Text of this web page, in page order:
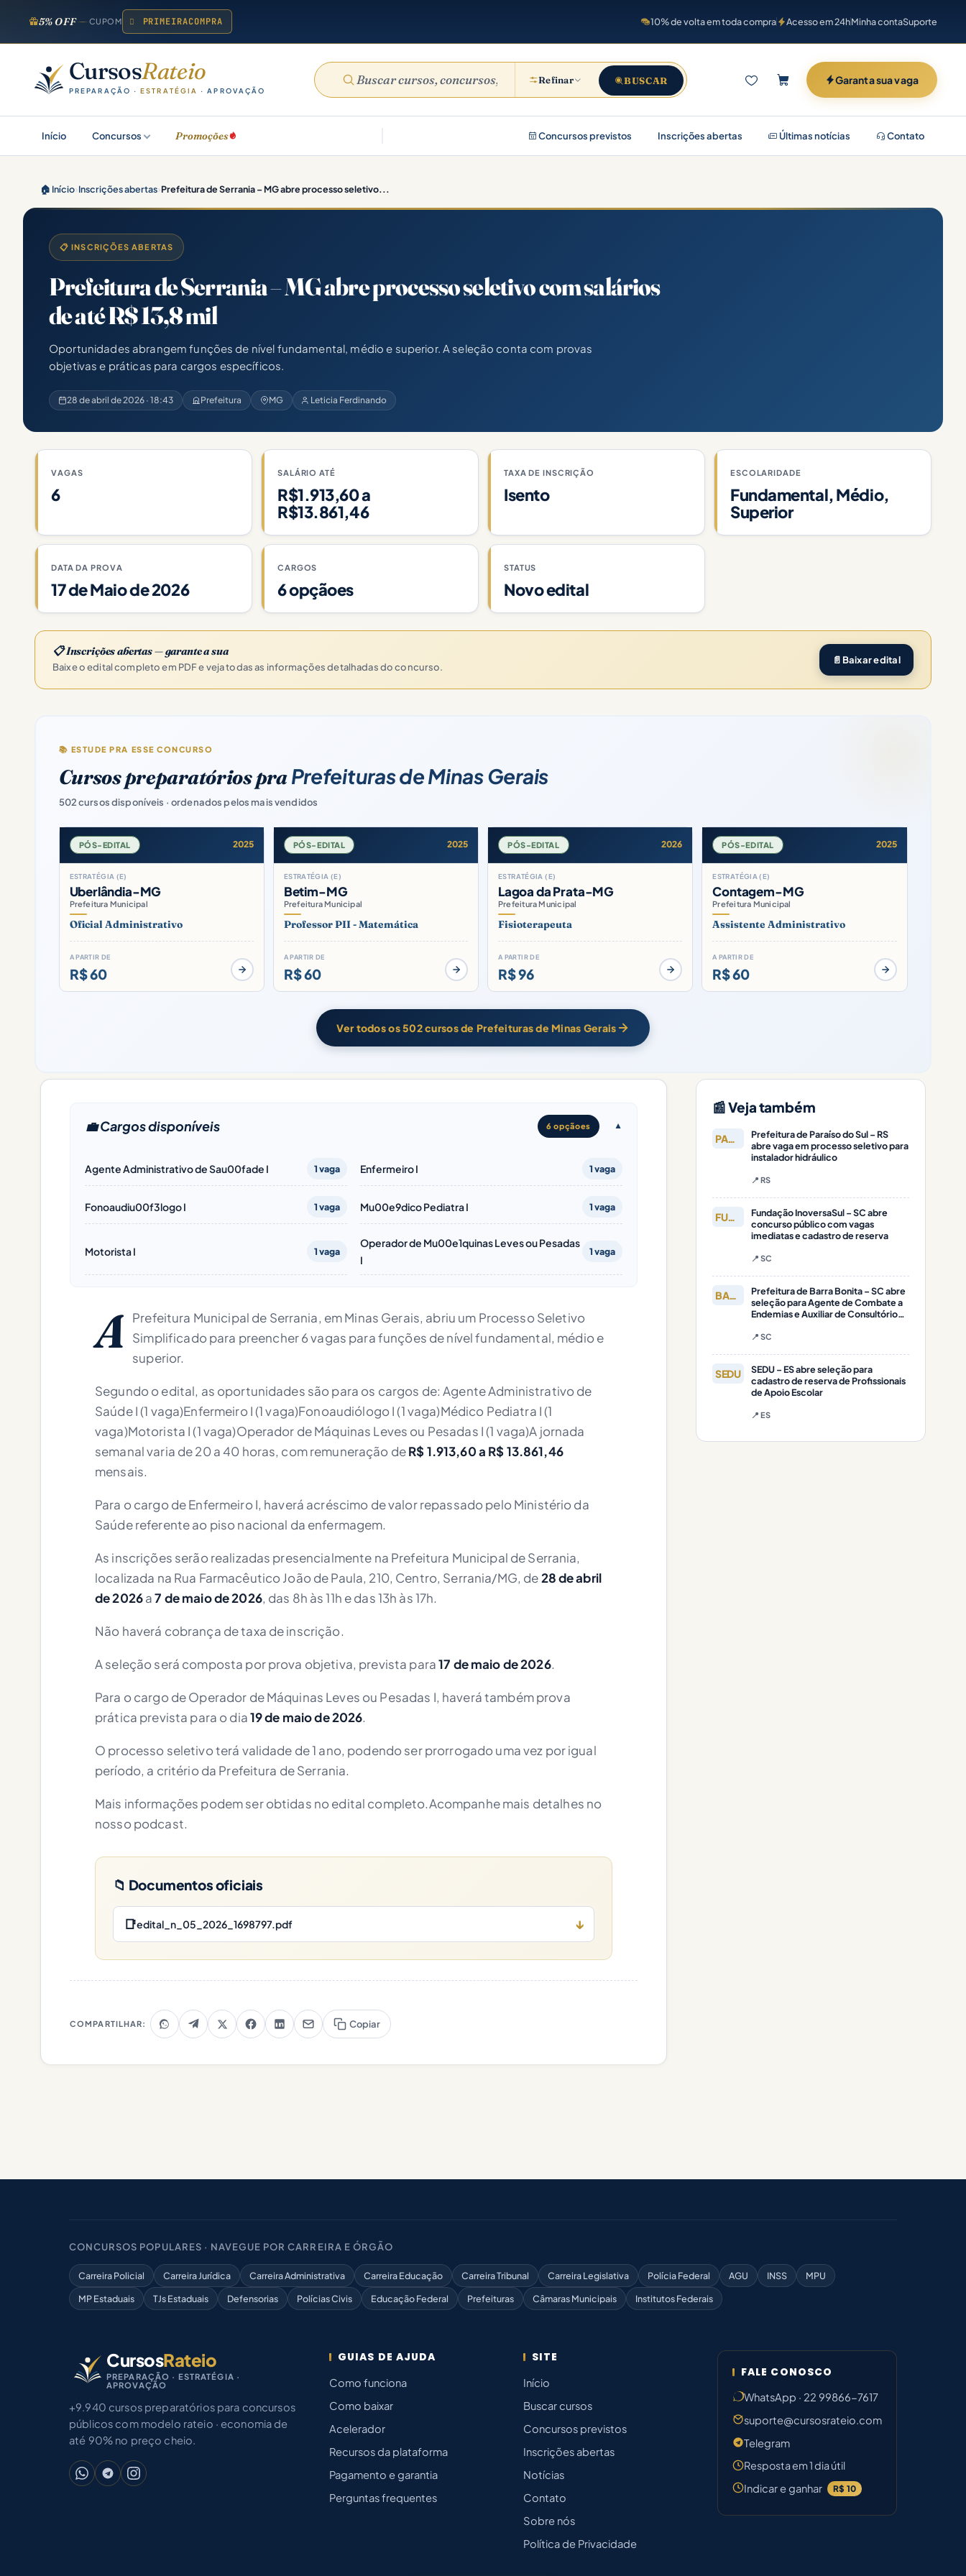
5% OFF CUPOM PRIMEIRACOMPRA 10% de volta em toda compra Acesso em 24hMinha contaSuporte
CursosRateio
PREPARAÇÃO ·ESTRATÉGIA · APROVAÇÃO
Refinar BUSCAR Garanta sua vaga
Início Concursos Promoções Concursos previstos Inscrições abertas Últimas notícias Contato
🏠 Início›Inscrições abertas›Prefeitura de Serrania – MG abre processo seletivo...
📋 INSCRIÇÕES ABERTAS
Prefeitura de Serrania – MG abre processo seletivo com salários
de até R$ 13,8 mil
Oportunidades abrangem funções de nível fundamental, médio e superior. A seleção conta com provas
objetivas e práticas para cargos específicos.
28 de abril de 2026 · 18:43 Prefeitura MG Leticia Ferdinando
VAGAS
6
SALÁRIO ATÉ
R$1.913,60 a
R$13.861,46
TAXA DE INSCRIÇÃO
Isento
ESCOLARIDADE
Fundamental, Médio,
Superior
DATA DA PROVA
17 de Maio de 2026
CARGOS
6 opçãoes
STATUS
Novo edital
📋 Inscrições abertas — garante a sua
Baixe o edital completo em PDF e veja todas as informações detalhadas do concurso.
📄 Baixar edital
📚 ESTUDE PRA ESSE CONCURSO
Cursos preparatórios praPrefeituras de Minas Gerais
502 cursos disponíveis · ordenados pelos mais vendidos
PÓS-EDITAL 2025
ESTRATÉGIA (E)
Uberlândia-MG
Prefeitura Municipal
Oficial Administrativo
A PARTIR DE
R$ 60
PÓS-EDITAL 2025
ESTRATÉGIA (E)
Betim-MG
Prefeitura Municipal
Professor PII - Matemática
A PARTIR DE
R$ 60
PÓS-EDITAL 2026
ESTRATÉGIA (E)
Lagoa da Prata-MG
Prefeitura Municipal
Fisioterapeuta
A PARTIR DE
R$ 96
PÓS-EDITAL 2025
ESTRATÉGIA (E)
Contagem-MG
Prefeitura Municipal
Assistente Administrativo
A PARTIR DE
R$ 60
Ver todos os 502 cursos de Prefeituras de Minas Gerais
💼 Cargos disponíveis 6 opçãoes
Agente Administrativo de Sau00fade I 1 vaga Enfermeiro I 1 vaga
Fonoaudiu00f3logo I 1 vaga Mu00e9dico Pediatra I 1 vaga
Motorista I 1 vaga
Operador de Mu00e1quinas Leves ou Pesadas
I
1 vaga
A Prefeitura Municipal de Serrania, em Minas Gerais, abriu um Processo Seletivo
Simplificado para preencher 6 vagas para funções de nível fundamental, médio e
superior.
Segundo o edital, as oportunidades são para os cargos de: Agente Administrativo de
Saúde I (1 vaga)Enfermeiro I (1 vaga)Fonoaudiólogo I (1 vaga)Médico Pediatra I (1
vaga)Motorista I (1 vaga)Operador de Máquinas Leves ou Pesadas I (1 vaga)A jornada
semanal varia de 20 a 40 horas, com remuneração deR$ 1.913,60 a R$ 13.861,46
mensais.
Para o cargo de Enfermeiro I, haverá acréscimo de valor repassado pelo Ministério da
Saúde referente ao piso nacional da enfermagem.
As inscrições serão realizadas presencialmente na Prefeitura Municipal de Serrania,
localizada na Rua Farmacêutico João de Paula, 210, Centro, Serrania/MG, de28 de abril
de 2026a7 de maio de 2026, das 8h às 11h e das 13h às 17h.
Não haverá cobrança de taxa de inscrição.
A seleção será composta por prova objetiva, prevista para17 de maio de 2026.
Para o cargo de Operador de Máquinas Leves ou Pesadas I, haverá também prova
prática prevista para o dia19 de maio de 2026.
O processo seletivo terá validade de 1 ano, podendo ser prorrogado uma vez por igual
período, a critério da Prefeitura de Serrania.
Mais informações podem ser obtidas no edital completo.Acompanhe mais detalhes no
nosso podcast.
📁 Documentos oficiais
📑edital_n_05_2026_1698797.pdf ↓
COMPARTILHAR: Copiar
📰 Veja também
PARAÍSO DO
Prefeitura de Paraíso do Sul – RS
abre vaga em processo seletivo para
instalador hidráulico
📍 RS
FUNDAÇÃO
Fundação InoversaSul – SC abre
concurso público com vagas
imediatas e cadastro de reserva
📍 SC
BARRA
Prefeitura de Barra Bonita – SC abre
seleção para Agente de Combate a
Endemias e Auxiliar de Consultório
📍 SC
SEDU
SEDU – ES abre seleção para
cadastro de reserva de Profissionais
de Apoio Escolar
📍 ES
CONCURSOS POPULARES · NAVEGUE POR CARREIRA E ÓRGÃO
Carreira Policial Carreira Jurídica Carreira Administrativa Carreira Educação Carreira Tribunal Carreira Legislativa Polícia Federal AGU INSS
MPU
MP Estaduais
TJs Estaduais Defensorias Polícias Civis Educação Federal Prefeituras Câmaras Municipais Institutos Federais
CursosRateio
PREPARAÇÃO · ESTRATÉGIA ·
APROVAÇÃO
+9.940 cursos preparatórios para concursos
públicos com modelo rateio · economia de
até 90% no preço cheio.
GUIAS DE AJUDA
Como funciona
Como baixar
Acelerador
Recursos da plataforma
Pagamento e garantia
Perguntas frequentes
SITE
Início
Buscar cursos
Concursos previstos
Inscrições abertas
Notícias
Contato
Sobre nós
Política de Privacidade
FALE CONOSCO
WhatsApp · 22 99866-7617
suporte@cursosrateio.com
Telegram
Resposta em 1 dia útil
Indicar e ganhar
R$ 10